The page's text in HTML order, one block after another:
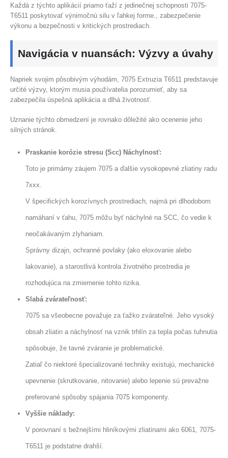
Každá z týchto aplikácií priamo ťaží z jedinečnej schopnosti 7075-
T6511 poskytovať výnimočnú silu v ľahkej forme., zabezpečenie
výkonu a bezpečnosti v kritických prostrediach.
Navigácia v nuansách: Výzvy a úvahy
Napriek svojim pôsobivým výhodám, 7075 Extruzia T6511 predstavuje
určité výzvy, ktorým musia používatelia porozumieť, aby sa
zabezpečila úspešná aplikácia a dlhá životnosť.
Uznanie týchto obmedzení je rovnako dôležité ako ocenenie jeho
silných stránok.
Praskanie korózie stresu (Scc) Náchylnosť:
Toto je primárny záujem 7075 a ďalšie vysokopevné zliatiny radu
7xxx.
V špecifických korozívnych prostrediach, najmä pri dlhodobom
namáhaní v ťahu, 7075 môžu byť náchylné na SCC, čo vedie k
neočakávaným zlyhaniam.
Správny dizajn, ochranné povlaky (ako eloxovanie alebo
lakovanie), a starostlivá kontrola životného prostredia je
rozhodujúca na zmiernenie tohto rizika.
Slabá zvárateľnosť:
7075 sa všeobecne považuje za ťažko zvárateľné. Jeho vysoký
obsah zliatin a náchylnosť na vznik trhlín za tepla počas tuhnutia
spôsobuje, že tavné zváranie je problematické.
Zatiaľ čo niektoré špecializované techniky existujú, mechanické
upevnenie (skrutkovanie, nitovanie) alebo lepenie sú prevažne
preferované spôsoby spájania 7075 komponenty.
Vyššie náklady:
V porovnaní s bežnejšími hliníkovými zliatinami ako 6061, 7075-
T6511 je podstatne drahší.